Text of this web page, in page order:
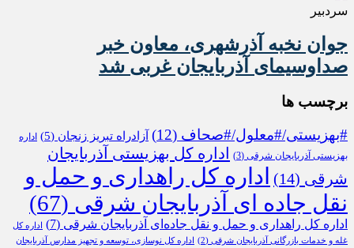
سردبیر
جوان نخبه آذرشهری، معاون خبر
صداوسیمای آذربایجان غربی شد
برچسب ها
#بهزیستی/#معلول/#صحاف (12) آزادراه تبریز زنجان (5)
اداره
بهزیستی آذربایجان شرقی (3)
اداره کل بهزیستی آذربایجان
شرقی (14)
اداره کل راهداری و حمل و
نقل جاده ای آذربایجان شرقی (67)
اداره کل راهداری و حمل و نقل جاده‌ای آذربایجان شرقی (7)
اداره کل
غله و خدمات بازرگانی آذربایجان شرقی (2)
اداره کل نوسازی، توسعه و تجهیز مدارس آذربایجان